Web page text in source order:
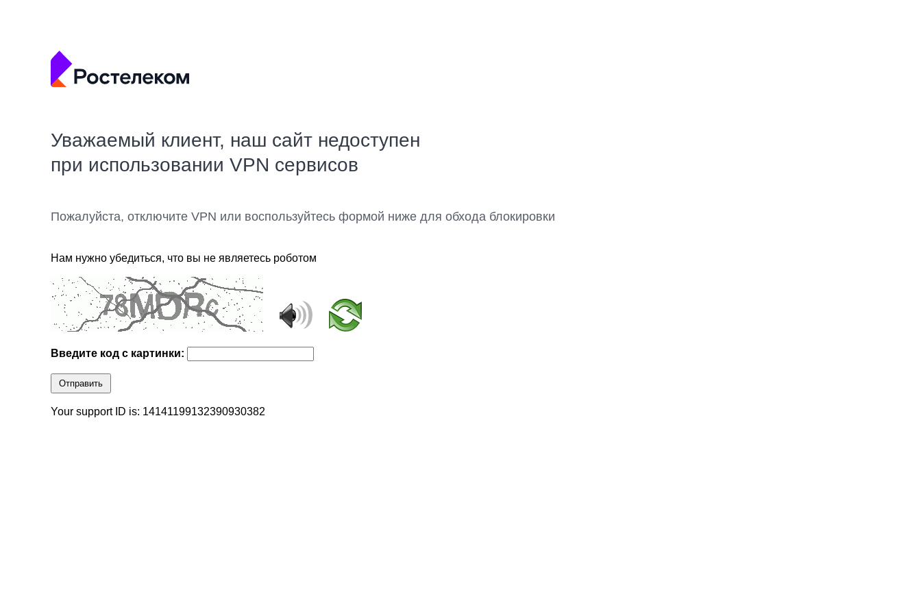
Уважаемый клиент, наш сайт недоступен
при использовании VPN сервисов
Пожалуйста, отключите VPN или воспользуйтесь формой ниже для обхода блокировки
Нам нужно убедиться, что вы не являетесь роботом
Введите код с картинки:
Отправить
Your support ID is: 14141199132390930382